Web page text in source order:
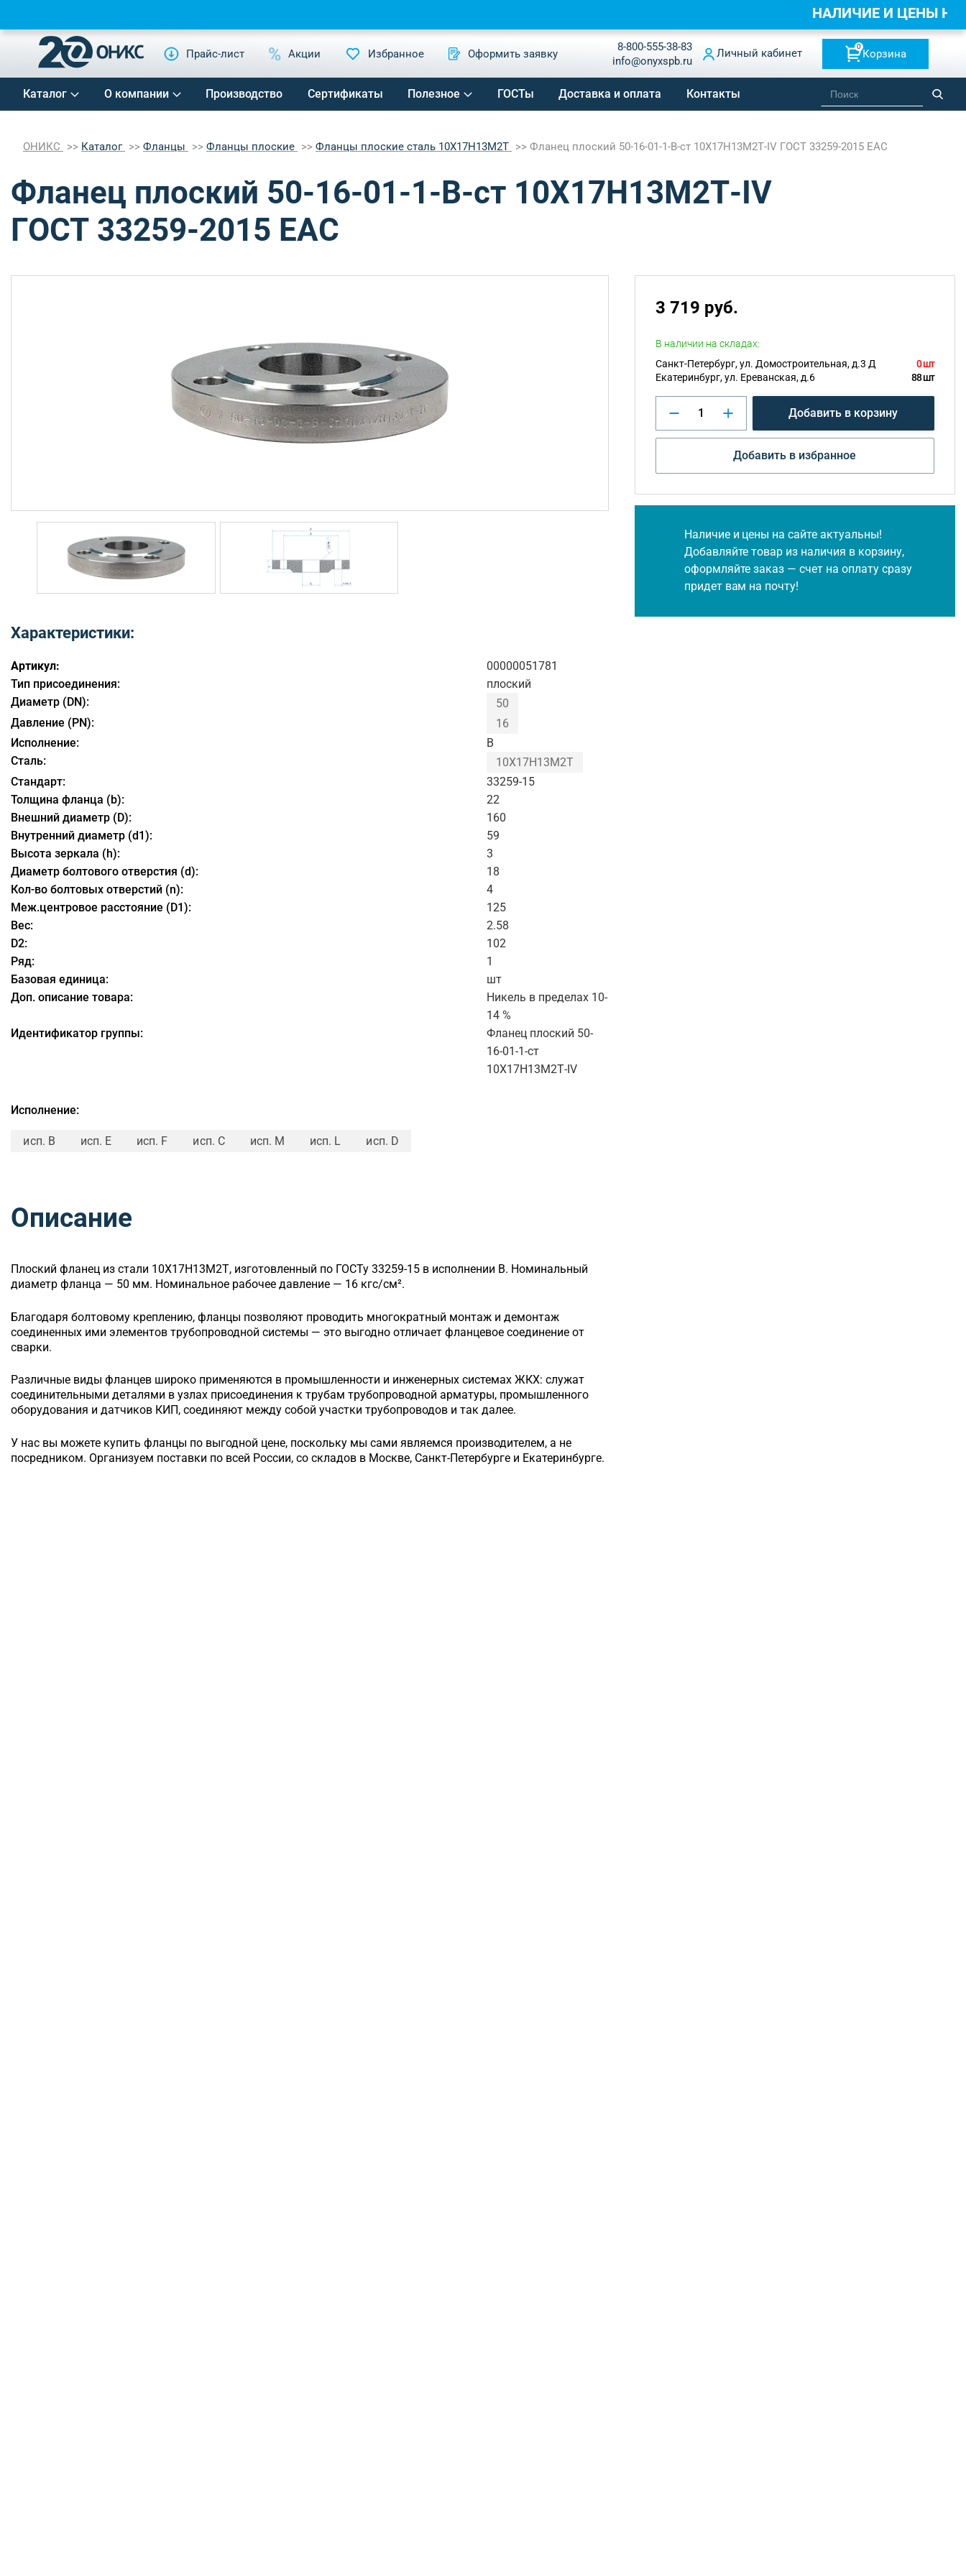
Прайс-лист Акции Избранное Оформить заявку
8-800-555-38-83
info@onyxspb.ru
Личный кабинет
0
Корзина
Каталог О компании Производство Сертификаты Полезное ГОСТы Доставка и оплата Контакты
ОНИКС Каталог Фланцы Фланцы плоские Фланцы плоские сталь 10Х17Н13М2Т Фланец плоский 50-16-01-1-B-ст 10Х17Н13М2Т-IV ГОСТ 33259-2015 EAC
Фланец плоский 50-16-01-1-B-ст 10Х17Н13М2Т-IV
ГОСТ 33259-2015 EAC
Характеристики:
Артикул:
00000051781
Тип присоединения:
плоский
Диаметр (DN):
50
Давление (PN):
16
Исполнение:
B
Сталь:
10Х17Н13М2Т
Стандарт:
33259-15
Толщина фланца (b):
22
Внешний диаметр (D):
160
Внутренний диаметр (d1):
59
Высота зеркала (h):
3
Диаметр болтового отверстия (d):
18
Кол-во болтовых отверстий (n):
4
Меж.центровое расстояние (D1):
125
Вес:
2.58
D2:
102
Ряд:
1
Базовая единица:
шт
Доп. описание товара:
Никель в пределах 10-
14 %
Идентификатор группы:
Фланец плоский 50-
16-01-1-ст
10Х17Н13М2Т-IV
Исполнение:
исп. B исп. E исп. F исп. C исп. M исп. L исп. D
Описание
Плоский фланец из стали 10Х17Н13М2Т, изготовленный по ГОСТу 33259-15 в исполнении B. Номинальный
диаметр фланца — 50 мм. Номинальное рабочее давление — 16 кгс/см².
Благодаря болтовому креплению, фланцы позволяют проводить многократный монтаж и демонтаж
соединенных ими элементов трубопроводной системы — это выгодно отличает фланцевое соединение от
сварки.
Различные виды фланцев широко применяются в промышленности и инженерных системах ЖКХ: служат
соединительными деталями в узлах присоединения к трубам трубопроводной арматуры, промышленного
оборудования и датчиков КИП, соединяют между собой участки трубопроводов и так далее.
У нас вы можете купить фланцы по выгодной цене, поскольку мы сами являемся производителем, а не
посредником. Организуем поставки по всей России, со складов в Москве, Санкт-Петербурге и Екатеринбурге.
3 719 руб.
В наличии на складах:
Санкт-Петербург, ул. Домостроительная, д.3 Д
0 шт
Екатеринбург, ул. Ереванская, д.6
88 шт
Добавить в корзину
Добавить в избранное
Наличие и цены на сайте актуальны!
Добавляйте товар из наличия в корзину,
оформляйте заказ — счет на оплату сразу
придет вам на почту!
НАЛИЧИЕ И ЦЕНЫ